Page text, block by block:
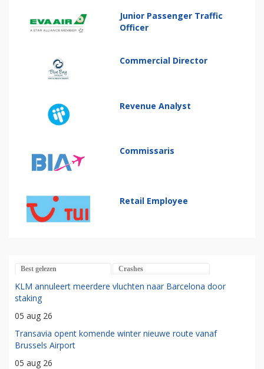
Junior Passenger Traffic
Officer
Commercial Director
Revenue Analyst
Commissaris
Retail Employee
Best gelezen Crashes
KLM annuleert meerdere vluchten naar Barcelona door
staking
05 aug 26
Transavia opent komende winter nieuwe route vanaf
Brussels Airport
05 aug 26